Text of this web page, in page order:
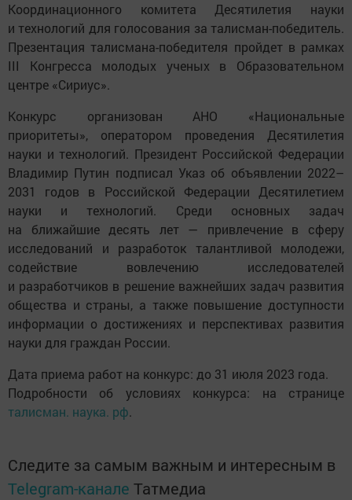
Координационного комитета Десятилетия науки
и технологий для голосования за талисман-победитель.
Презентация талисмана-победителя пройдет в рамках
III Конгресса молодых ученых в Образовательном
центре «Сириус».
Конкурс организован АНО «Национальные
приоритеты», оператором проведения Десятилетия
науки и технологий. Президент Российской Федерации
Владимир Путин подписал Указ об объявлении 2022–
2031 годов в Российской Федерации Десятилетием
науки и технологий. Среди основных задач
на ближайшие десять лет — привлечение в сферу
исследований и разработок талантливой молодежи,
содействие вовлечению исследователей
и разработчиков в решение важнейших задач развития
общества и страны, а также повышение доступности
информации о достижениях и перспективах развития
науки для граждан России.
Дата приема работ на конкурс: до 31 июля 2023 года.
Подробности об условиях конкурса: на странице
талисман. наука. рф.
Следите за самым важным и интересным в
Telegram-канале Татмедиа